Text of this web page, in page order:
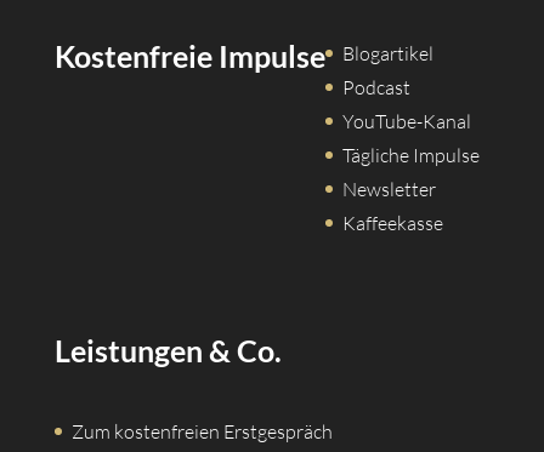
Kostenfreie Impulse
Blogartikel
Podcast
YouTube-Kanal
Tägliche Impulse
Newsletter
Kaffeekasse
Leistungen & Co.
Zum kostenfreien Erstgespräch